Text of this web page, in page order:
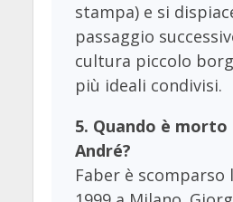
stampa) e si
passaggio
cultura piccolo
più ideali condivisi.
5. Quando è morto
André?
Faber è scomparso